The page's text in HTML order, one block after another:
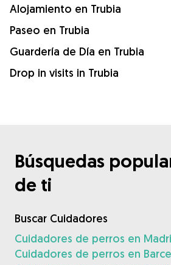
Alojamiento en Trubia
Paseo en Trubia
Guardería de Día en Trubia
Drop in visits in Trubia
Búsquedas
de ti
Buscar Cuidadores
Cuidadores de perros en
Cuidadores de perros en